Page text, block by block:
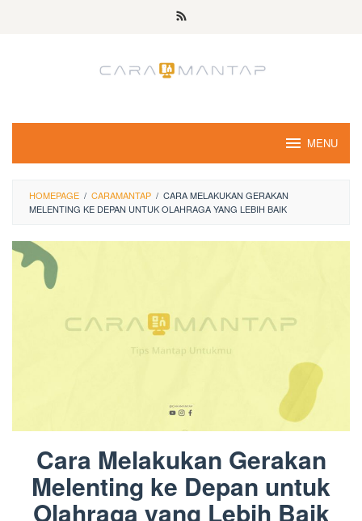
MENU
HOMEPAGE / CARAMANTAP / CARA MELAKUKAN GERAKAN
MELENTING KE DEPAN UNTUK OLAHRAGA YANG LEBIH BAIK
Cara Melakukan Gerakan
Melenting ke Depan untuk
Olahraga yang Lebih Baik